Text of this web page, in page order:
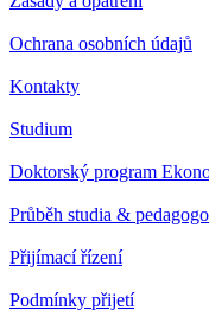
Ochrana osobních údajů
Kontakty
Studium
Doktorský program
Průběh studia &
Přijímací řízení
Podmínky přijetí